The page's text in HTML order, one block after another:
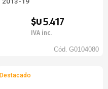
$U5.417
IVA inc.
Cód. G0104080
Destacado